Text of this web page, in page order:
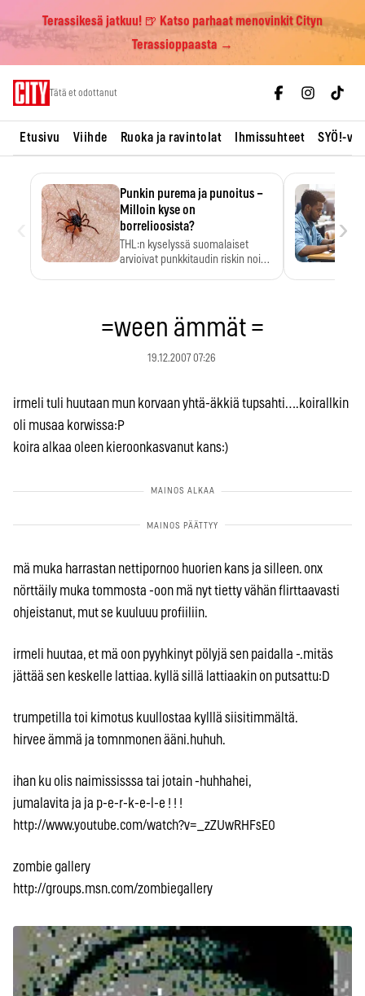
Terassikesä jatkuu! 🍺 Katso parhaat menovinkit Cityn
Terassioppaasta →
Tätä et odottanut
Etusivu Viihde Ruoka ja ravintolat Ihmissuhteet SYÖ!-
Punkin purema ja punoitus –
Milloin kyse on
borrelioosista?
THL:n kyselyssä suomalaiset
arvioivat punkkitaudin riskin noin
›
=ween ämmät =
19.12.2007 07:26
irmeli tuli huutaan mun korvaan yhtä-äkkiä tupsahti….koirallkin
oli musaa korwissa:P
koira alkaa oleen kieroonkasvanut kans:)
mä muka harrastan nettipornoo huorien kans ja silleen. onx
nörttäily muka tommosta -oon mä nyt tietty vähän flirttaavasti
ohjeistanut, mut se kuuluuu profiiliin.
irmeli huutaa, et mä oon pyyhkinyt pölyjä sen paidalla -.mitäs
jättää sen keskelle lattiaa. kyllä sillä lattiaakin on putsattu:D
trumpetilla toi kimotus kuullostaa kylllä siisitimmältä.
hirvee ämmä ja tomnmonen ääni.huhuh.
ihan ku olis naimississsa tai jotain -huhhahei,
jumalavita ja ja p-e-r-k-e-l-e ! ! !
http://www.youtube.com/watch?v=_zZUwRHFsE0
zombie gallery
http://groups.msn.com/zombiegallery